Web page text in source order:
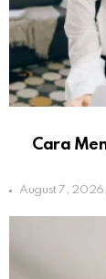
Cara
August 7,